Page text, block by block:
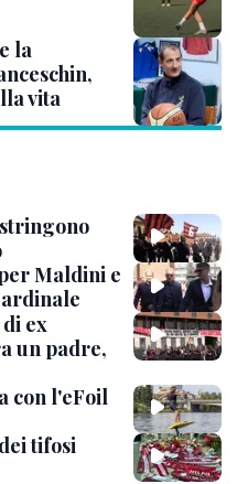
la
vita
Maldini e
ex
un padre,
con l'eFoil
tifosi